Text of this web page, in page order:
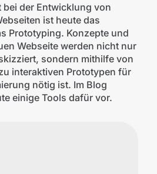
bei der Entwicklung von
ist heute das
Prototyping. Konzepte und
Webseite werden nicht nur
sondern mithilfe von
interaktiven Prototypen für
nötig ist. Im Blog
einige Tools dafür vor.